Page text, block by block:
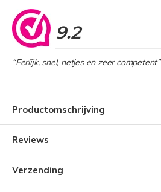
9.2
“Eerlijk, snel, netjes en zeer competent”
Productomschrijving
Reviews
Verzending